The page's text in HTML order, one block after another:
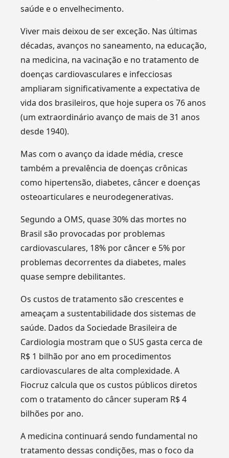
saúde e o envelhecimento.
Viver mais deixou de ser exceção. Nas últimas
décadas, avanços no saneamento, na educação,
na medicina, na vacinação e no tratamento de
doenças cardiovasculares e infecciosas
ampliaram significativamente a expectativa de
vida dos brasileiros, que hoje supera os 76 anos
(um extraordinário avanço de mais de 31 anos
desde 1940).
Mas com o avanço da idade média, cresce
também a prevalência de doenças crônicas
como hipertensão, diabetes, câncer e doenças
osteoarticulares e neurodegenerativas.
Segundo a OMS, quase 30% das mortes no
Brasil são provocadas por problemas
cardiovasculares, 18% por câncer e 5% por
problemas decorrentes da diabetes, males
quase sempre debilitantes.
Os custos de tratamento são crescentes e
ameaçam a sustentabilidade dos sistemas de
saúde. Dados da Sociedade Brasileira de
Cardiologia mostram que o SUS gasta cerca de
R$ 1 bilhão por ano em procedimentos
cardiovasculares de alta complexidade. A
Fiocruz calcula que os custos públicos diretos
com o tratamento do câncer superam R$ 4
bilhões por ano.
A medicina continuará sendo fundamental no
tratamento dessas condições, mas o foco da